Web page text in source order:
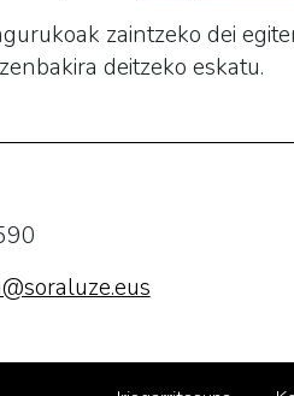
zaintzeko dei
deitzeko eskatu.